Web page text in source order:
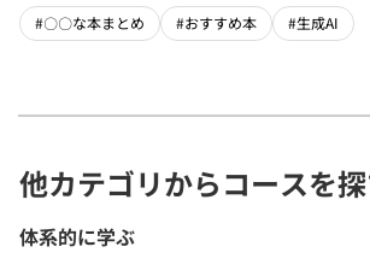
#〇〇な本まとめ #おすすめ本 #生成AI
他カテゴリからコースを
体系的に学ぶ